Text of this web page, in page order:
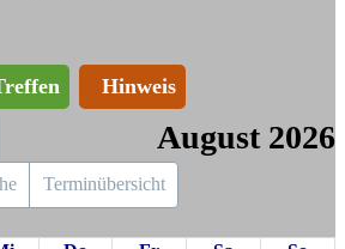
Hinweis
August 2026
Terminübersicht